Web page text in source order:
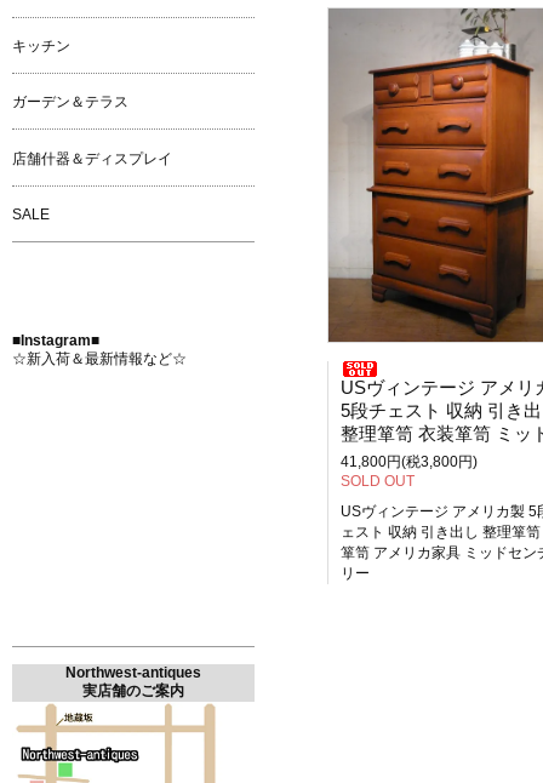
USヴィンテージ アメリ
5段チェスト 収納 引き
整理箪笥 衣装箪笥 ミッドセンチュリ
41,800円(税3,800円)
SOLD OUT
USヴィンテージ アメリカ製 5
ェスト 収納 引き出し 整理箪
箪笥 アメリカ家具 ミッドセン
リー
キッチン
ガーデン＆テラス
店舗什器＆ディスプレイ
SALE
■Instagram■
☆新入荷＆最新情報など☆
Northwest-antiques
実店舗のご案内